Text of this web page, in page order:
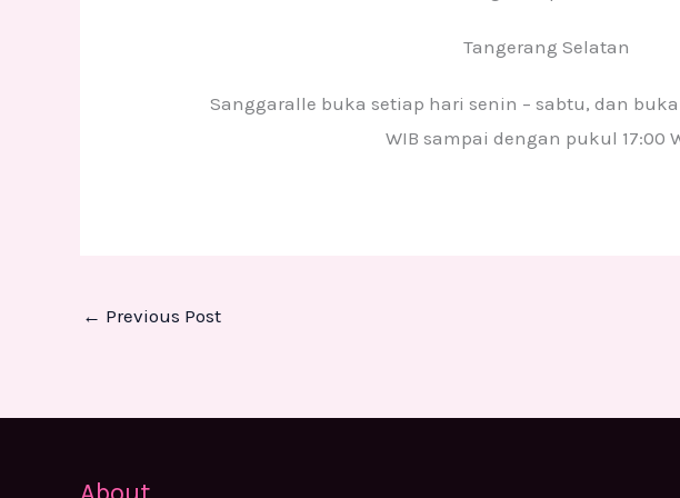
Tangerang Selatan
Sanggaralle buka setiap hari senin – sabtu, dan
WIB sampai dengan pukul 17:00
← Previous Post